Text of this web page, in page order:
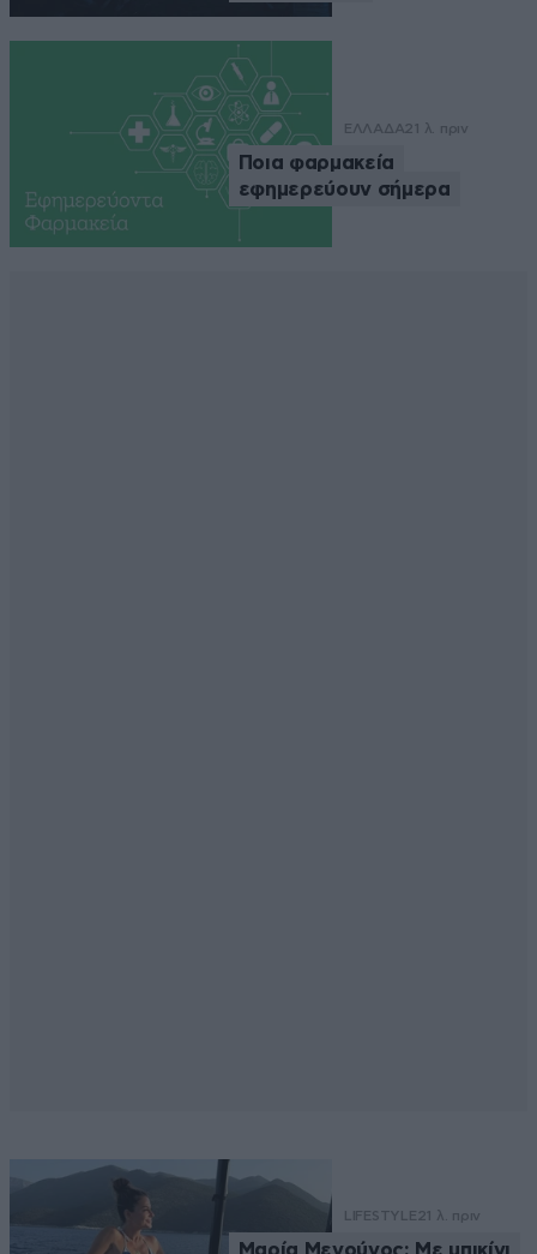
ΕΛΛΑΔΑ21 λ. πριν
Ποια φαρμακεία
εφημερεύουν σήμερα
LIFESTYLE21 λ. πριν